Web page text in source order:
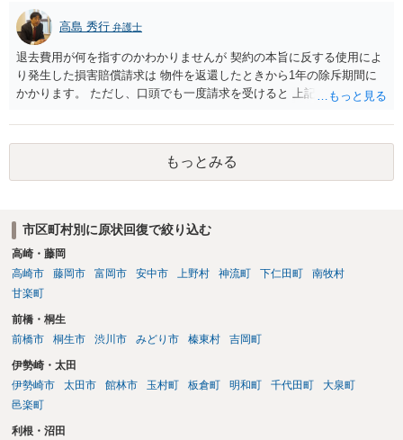
高島 秀行 弁護士
退去費用が何を指すのかわかりませんが 契約の本旨に反する使用によ
り発生した損害賠償請求は 物件を返還したときから1年の除斥期間に
かかります。 ただし、口頭でも一度請求を受けると 上記回答の時効の
もっとみる
市区町村別に原状回復で絞り込む
高崎・藤岡
高崎市
藤岡市 富岡市 安中市 上野村 神流町 下仁田町
南牧村
甘楽町
前橋・桐生
前橋市
桐生市 渋川市 みどり市 榛東村 吉岡町
伊勢崎・太田
伊勢崎市
太田市 館林市 玉村町 板倉町 明和町 千代田町
大泉町
邑楽町
利根・沼田